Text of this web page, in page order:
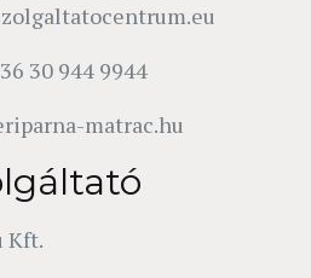
30 944 9944
matrac.hu
Kft.